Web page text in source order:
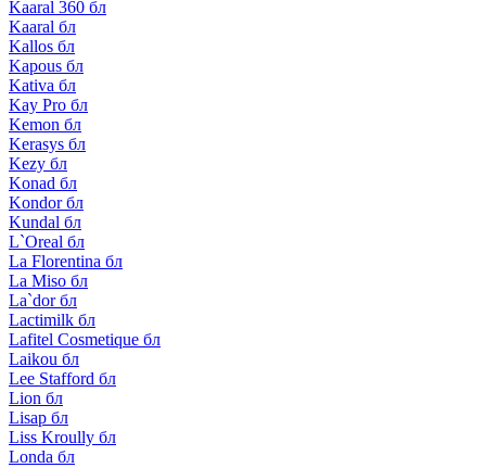
Kaaral 360 бл
Kaaral бл
Kallos бл
Kapous бл
Kativa бл
Kay Pro бл
Kemon бл
Kerasys бл
Kezy бл
Konad бл
Kondor бл
Kundal бл
L`Oreal бл
La Florentina бл
La Miso бл
La`dor бл
Lactimilk бл
Lafitel Cosmetique бл
Laikou бл
Lee Stafford бл
Lion бл
Lisap бл
Liss Kroully бл
Londa бл